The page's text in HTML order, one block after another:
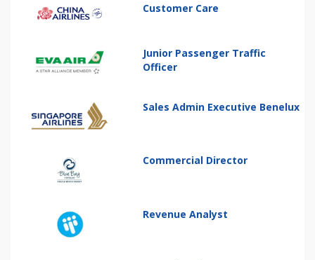
Customer Care
Junior Passenger Traffic
Officer
Sales Admin Executive Benelux
Commercial Director
Revenue Analyst